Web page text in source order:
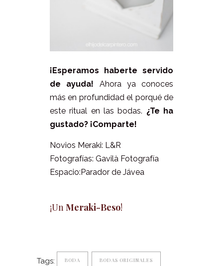
¡Esperamos haberte servido
de ayuda! Ahora ya conoces
más en profundidad el porqué de
este ritual en las bodas. ¿Te ha
gustado? ¡Comparte!
Novios Meraki: L&R
Fotografías: Gavilà Fotografía
Espacio:Parador de Jávea
¡UnMeraki-Beso!
Tags: BODA BODAS ORIGINALES